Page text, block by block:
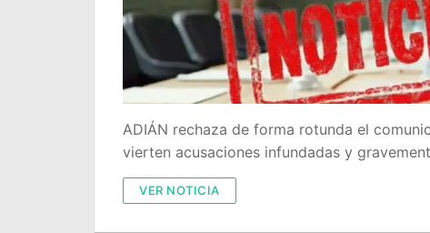
ADIÁN rechaza de forma rotunda el
vierten acusaciones infundadas y
VER NOTICIA